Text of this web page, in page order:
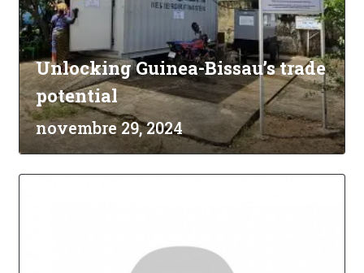
Unlocking Guinea-Bissau’s trade
potential
novembre 29, 2024